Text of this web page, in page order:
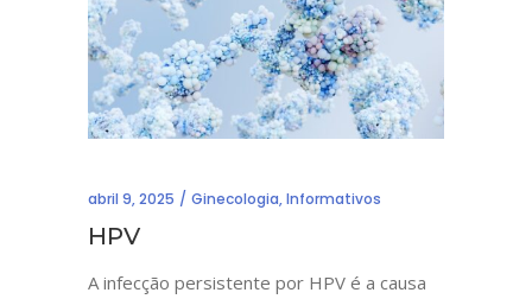
abril 9, 2025 Ginecologia,Informativos
HPV
A infecção persistente por HPV é a causa